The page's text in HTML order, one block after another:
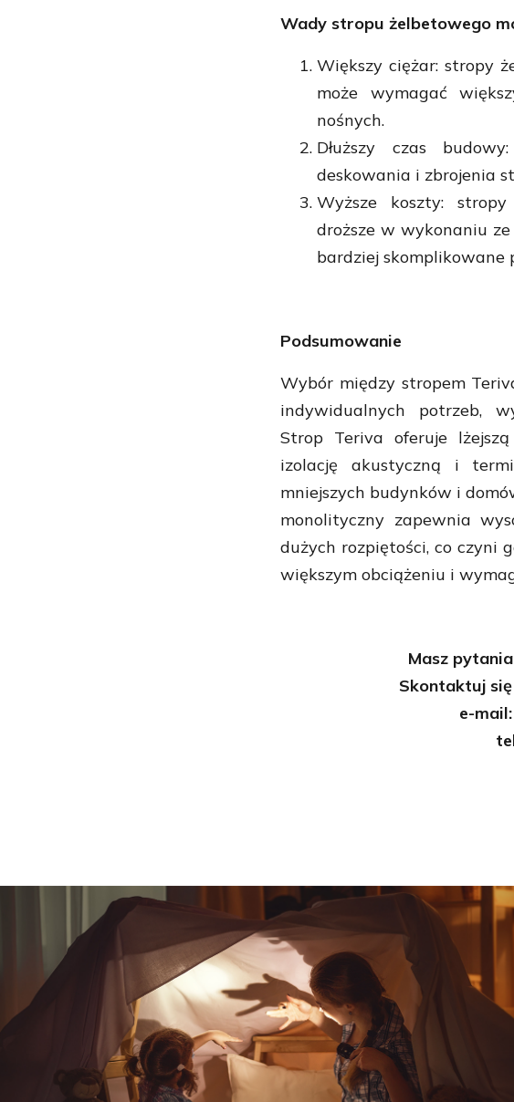
Wady stropu żelbetowego
Większy ciężar: stropy
może wymagać
nośnych.
Dłuższy czas
deskowania i zbrojenia
Wyższe koszty:
droższe w wykonaniu
bardziej skomplikowane
Podsumowanie
Wybór między stropem
indywidualnych potrzeb,
Strop Teriva oferuje
izolację akustyczną i
mniejszych budynków i
monolityczny zapewnia
dużych rozpiętości, co czyni
większym obciążeniu i
Masz
Skontaktuj
e-